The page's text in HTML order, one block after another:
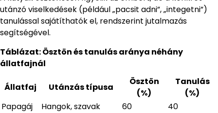
utánzó viselkedések (például „pacsit adni”, „integetni”)
tanulással sajátíthatók el, rendszerint jutalmazás
segítségével.
Táblázat: Ösztön és tanulás aránya néhány
állatfajnál
Állatfaj Utánzás típusa
Ösztön
(%)
Tanulás
(%)
Papagáj
Hangok, szavak 60
40